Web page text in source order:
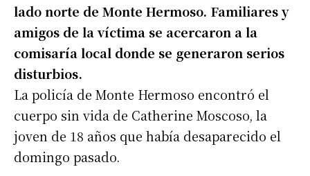
lado norte de Monte Hermoso. Familiares y
amigos de la víctima se acercaron a la
comisaría local donde se generaron serios
disturbios.
La policía de Monte Hermoso encontró el
cuerpo sin vida de Catherine Moscoso, la
joven de 18 años que había desaparecido el
domingo pasado.